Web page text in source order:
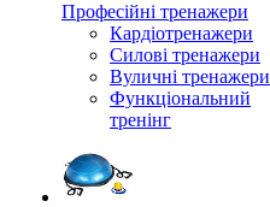
Професійні тренажери
Кардіотренажери
Силові тренажери
Вуличні тренажери
Функціональний
тренінг